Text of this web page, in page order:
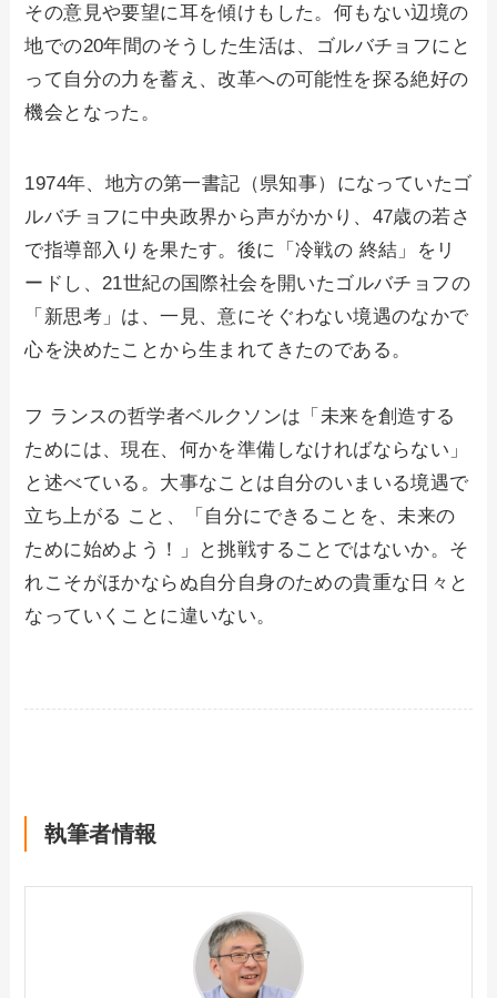
その意見や要望に耳を傾けもした。何もない辺境の
地での20年間のそうした生活は、ゴルバチョフにと
って自分の力を蓄え、改革への可能性を探る絶好の
機会となった。
1974年、地方の第一書記（県知事）になっていたゴ
ルバチョフに中央政界から声がかかり、47歳の若さ
で指導部入りを果たす。後に「冷戦の 終結」をリ
ードし、21世紀の国際社会を開いたゴルバチョフの
「新思考」は、一見、意にそぐわない境遇のなかで
心を決めたことから生まれてきたのである。
フ ランスの哲学者ベルクソンは「未来を創造する
ためには、現在、何かを準備しなければならない」
と述べている。大事なことは自分のいまいる境遇で
立ち上がる こと、「自分にできることを、未来の
ために始めよう！」と挑戦することではないか。そ
れこそがほかならぬ自分自身のための貴重な日々と
なっていくことに違いない。
執筆者情報